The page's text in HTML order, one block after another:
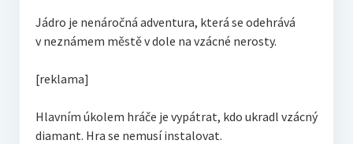
Jádro je nenáročná adventura, která se odehrává
v neznámem městě v dole na vzácné nerosty.
[reklama]
Hlavním úkolem hráče je vypátrat, kdo ukradl vzácný
diamant. Hra se nemusí instalovat.